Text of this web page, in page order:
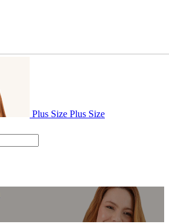
Plus Size Plus Size